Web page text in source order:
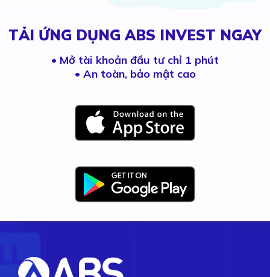
TẢI ỨNG DỤNG ABS INVEST NGAY
• Mở tài khoản đầu tư chỉ 1 phút
• An toàn, bảo mật cao